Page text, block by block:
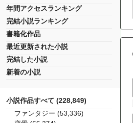
年間アクセスランキング
完結小説ランキング
書籍化作品
最近更新された小説
完結した小説
新着の小説
小説作品すべて (228,849)
ファンタジー (53,336)